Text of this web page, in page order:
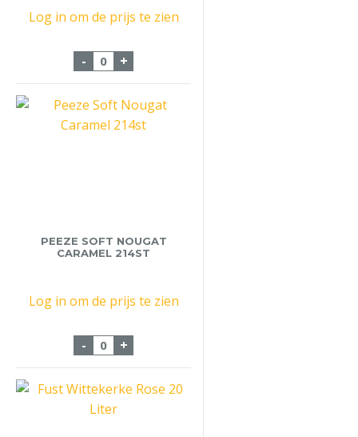
Log in om de prijs te zien
- Carre Wijn Glas Royal Leerdam 6x53cl
+
PEEZE SOFT NOUGAT
CARAMEL 214ST
Log in om de prijs te zien
- Peeze Soft Nougat Caramel 214st aantal
+